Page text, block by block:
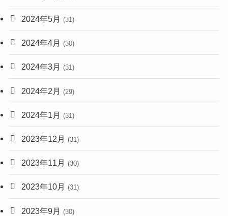
2024年5月 (31)
2024年4月 (30)
2024年3月 (31)
2024年2月 (29)
2024年1月 (31)
2023年12月 (31)
2023年11月 (30)
2023年10月 (31)
2023年9月 (30)